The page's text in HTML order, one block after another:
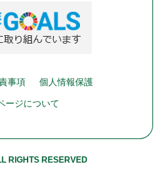
事項 個人情報保護
ージについて
RIGHTS RESERVED